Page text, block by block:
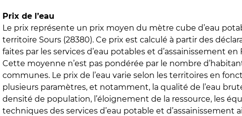
Prix de l’eau
Le prix représente un prix moyen du mètre cube d’eau
territoire Sours (28380). Ce prix est calculé à partir des
faites par les services d’eau potables et d’assainissement en
Cette moyenne n’est pas pondérée par le nombre
communes. Le prix de l’eau varie selon les territoires en
plusieurs paramètres, et notamment, la qualité de l’eau
densité de population, l’éloignement de la ressource, les
techniques des services d’eau potable et d’assainissement